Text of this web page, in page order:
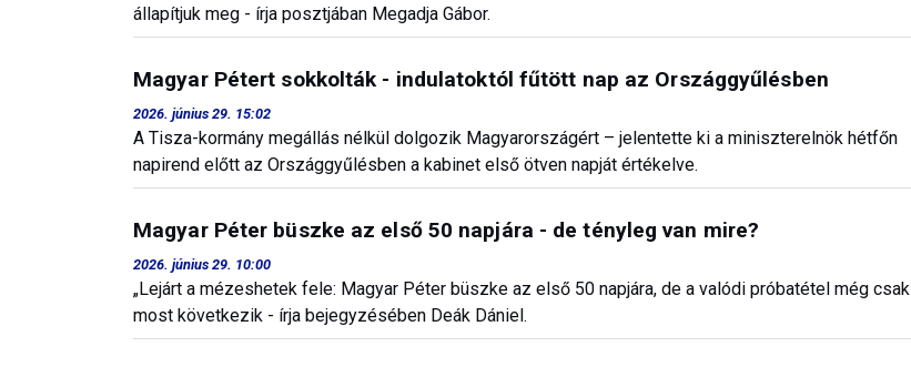
állapítjuk meg - írja posztjában Megadja Gábor.
Magyar Pétert sokkolták - indulatoktól fűtött nap az Országgyűlésben
2026. június 29. 15:02
A Tisza-kormány megállás nélkül dolgozik Magyarországért – jelentette ki a miniszterelnök hétfőn
napirend előtt az Országgyűlésben a kabinet első ötven napját értékelve.
Magyar Péter büszke az első 50 napjára - de tényleg van mire?
2026. június 29. 10:00
„Lejárt a mézeshetek fele: Magyar Péter büszke az első 50 napjára, de a valódi próbatétel még csak
most következik - írja bejegyzésében Deák Dániel.